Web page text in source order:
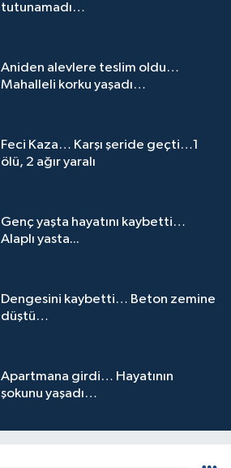
tutunamadı…
Aniden alevlere teslim oldu…
Mahalleli korku yaşadı…
Feci Kaza… Karşı şeride geçti…1
ölü, 2 ağır yaralı
Genç yaşta hayatını kaybetti…
Alaplı yasta...
Dengesini kaybetti… Beton zemine
düştü…
Apartmana girdi… Hayatının
şokunu yaşadı…